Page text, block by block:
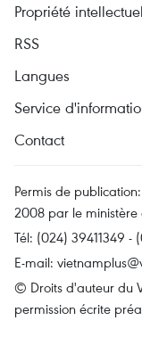
Propriété
RSS
Langues
Service
Contact
Permis de
2008 par le
Tél: (024) 39411349 -
E-mail:
© Droits d'auteur du
permission écrite